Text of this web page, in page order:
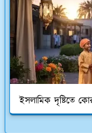
ইসলামিক দৃষ্টিতে